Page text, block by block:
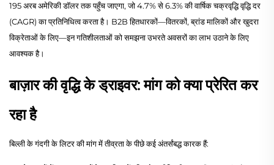
195 अरब अमेरिकी डॉलर तक पहुँच जाएगा, जो 4.7% से 6.3% की वार्षिक चक्रवृद्धि वृद्धि दर
(CAGR) का प्रतिनिधित्व करता है। B2B हितधारकों—वितरकों, ब्रांड मालिकों और खुदरा
विक्रेताओं के लिए—इन गतिशीलताओं को समझना उभरते अवसरों का लाभ उठाने के लिए
आवश्यक है।
बाज़ार की वृद्धि के ड्राइवर: मांग को क्या प्रेरित कर
रहा है
बिल्ली के गंदगी के लिटर की मांग में तीव्रता के पीछे कई अंतर्संबद्ध कारक हैं: